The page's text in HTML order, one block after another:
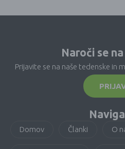
Naroči se
Prijavite se na naše tedenske in
Domov Članki O